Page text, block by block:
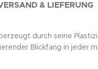
& LIEFERUNG
durch seine
Blickfang in jeder